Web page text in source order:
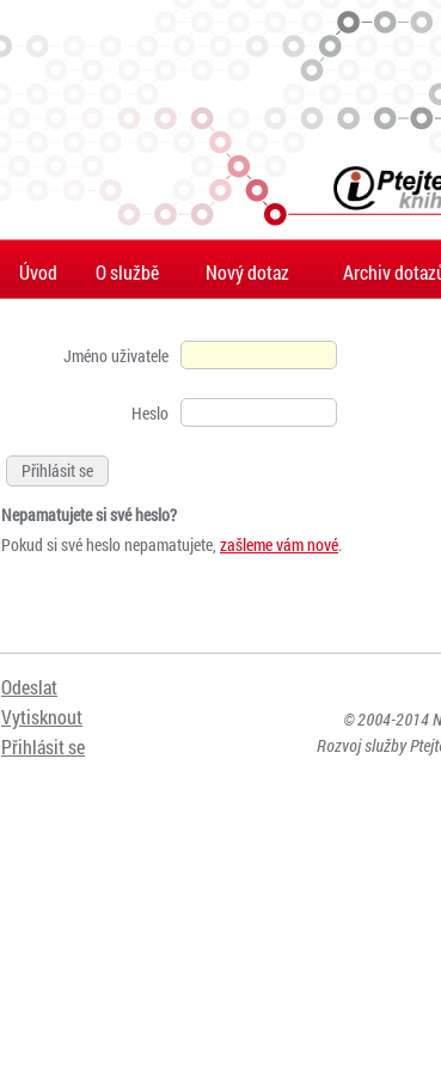
Úvod O službě Nový dotaz Archiv
Jméno uživatele
Heslo
Nepamatujete si své heslo?
Pokud si své heslo nepamatujete, zašleme vám nové.
Odeslat
Vytisknout
Přihlásit se
© 2004-2014
Rozvoj služby